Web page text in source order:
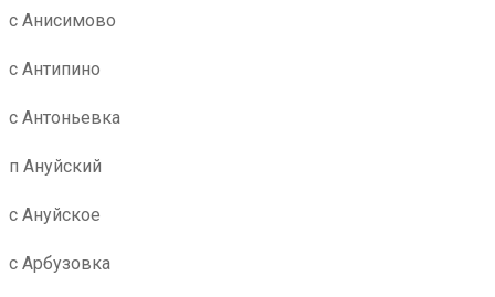
с Анисимово
с Антипино
с Антоньевка
п Ануйский
с Ануйское
с Арбузовка